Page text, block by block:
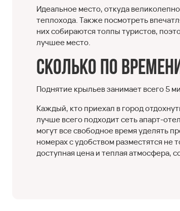
Идеальное место, откуда
теплохода. Также посмотреть
них собираются толпы туристов,
лучшее место.
Сколько по
Поднятие крыльев занимает всего 5
Каждый, кто приехал в город
лучше всего подходит сеть апарт-
могут все свободное время уделять
номерах с удобством разместятся
доступная цена и теплая атмосфера,